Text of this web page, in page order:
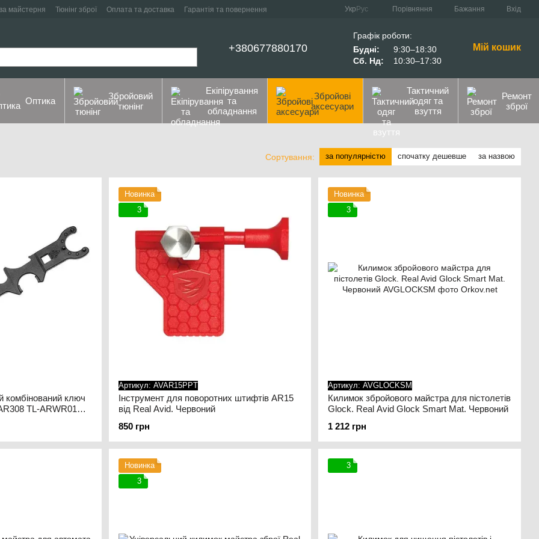
майстерня Тюнінг зброї Оплата та доставка
Гарантія та повернення
Укр Рус Порівняння Бажання Вхід
+380677880170
Графік роботи:
Будні:
9:30–18:30
Сб. Нд:
10:30–17:30
Мій кошик
Оптика
Збройовий
тюнінг
Екіпірування
та
обладнання
Збройові
аксесуари
Тактичний
одяг та
взуття
Ремонт
зброї
Сортування: за популярністю спочатку дешевше за назвою
комбінований ключ
TL-ARWR01
Новинка
3
Артикул: AVAR15PPT
Інструмент для поворотних штифтів AR15
від Real Avid. Червоний
850 грн
Новинка
3
Артикул: AVGLOCKSM
Килимок збройового майстра для пістолетів
Glock. Real Avid Glock Smart Mat. Червоний
1 212 грн
Новинка
3
3